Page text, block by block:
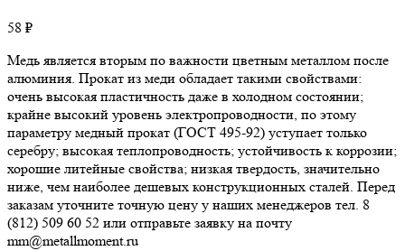
58 ₽
Медь является вторым по важности цветным металлом после
алюминия. Прокат из меди обладает такими свойствами:
очень высокая пластичность даже в холодном состоянии;
крайне высокий уровень электропроводности, по этому
параметру медный прокат (ГОСТ 495-92) уступает только
серебру; высокая теплопроводность; устойчивость к коррозии;
хорошие литейные свойства; низкая твердость, значительно
ниже, чем наиболее дешевых конструкционных сталей. Перед
заказам уточните точную цену у наших менеджеров тел. 8
(812) 509 60 52 или отправьте заявку на почту
mm@metallmoment.ru